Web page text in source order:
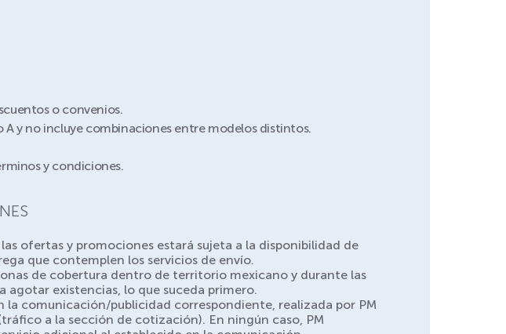
o convenios.
y no incluye combinaciones entre modelos distintos.
y condiciones.
ofertas y promociones estará sujeta a la disponibilidad de
que contemplen los servicios de envío.
de cobertura dentro de territorio mexicano y durante las
agotar existencias, lo que suceda primero.
comunicación/publicidad correspondiente, realizada por PM
a la sección de cotización). En ningún caso, PM